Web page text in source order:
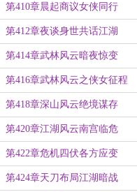
第410章晨起商议女侠同行
第412章夜谈身世共话江湖
第414章武林风云暗夜惊变
第416章武林风云之侠女征程
第418章深山风云绝境谋存
第420章江湖风云南宫临危
第422章危机四伏各方应变
第424章天刀布局江湖暗战